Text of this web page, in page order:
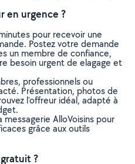
en urgence ?
pour recevoir une
Postez votre demande
un membre de confiance,
besoin urgent de elagage et
professionnels ou
Présentation, photos de
l'offreur idéal, adapté à
AlloVoisins pour
grâce aux outils
?